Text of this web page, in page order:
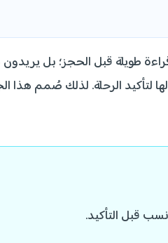
طويلة قبل الحجز؛ بل
لتأكيد الرحلة. لذلك صُمم
قبل التأكيد.